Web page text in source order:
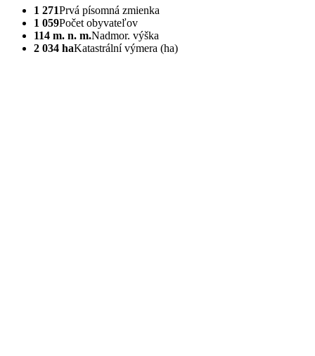
1 271Prvá písomná zmienka
1 059Počet obyvateľov
114 m. n. m.Nadmor. výška
2 034 haKatastrální výmera (ha)